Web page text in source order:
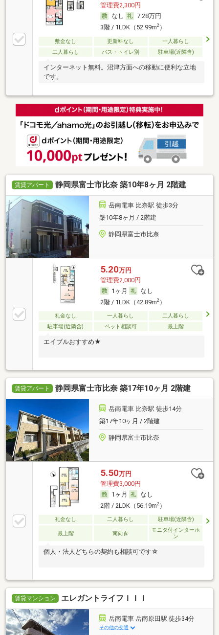
管理費2,300円
なし
7.28万円
3階 / 1LDK（52.99m2）
敷金なし 更新料なし
一人暮らし
二人暮らし
バス・トイレ別 駐車場(近隣含)
インターネット無料。沼津方面への移動に便利な立地
です。
賃貸アパート 静岡県富士市比奈 築10年8ヶ月 2階建
岳南電車 比奈駅 徒歩3分
築10年8ヶ月 / 2階建
静岡県富士市比奈
5.20万円
管理費2,000円
1ヶ月
なし
2階 / 1LDK（42.89m2）
礼金なし 一人暮らし
二人暮らし
駐車場(近隣含)
ペット相談可 最上階
エイブルおすすめ★
賃貸アパート 静岡県富士市比奈 築17年10ヶ月 2階建
岳南電車 比奈駅 徒歩14分
築17年10ヶ月 / 2階建
静岡県富士市比奈
5.50万円
管理費3,000円
1ヶ月
なし
2階 / 2LDK（56.19m2）
礼金なし 二人暮らし 駐車場(近隣含)
最上階 南向き
モニタ付インターホ
ン
個人・法人どちらの契約も相談可です☆
賃貸マンション エレガントライフＩＩＩ
岳南電車 岳南原田駅 徒歩34分
その他の交通